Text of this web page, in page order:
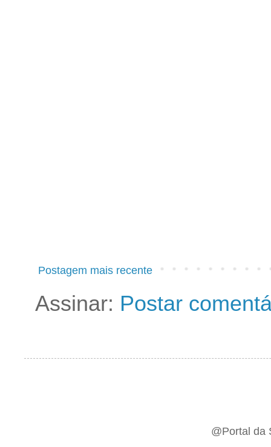
Postagem mais recente
Assinar: Postar
@Portal da